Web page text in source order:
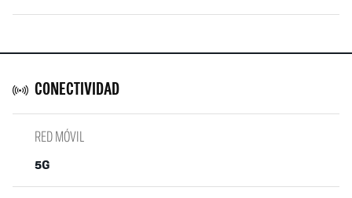
CONECTIVIDAD
RED MÓVIL
5G